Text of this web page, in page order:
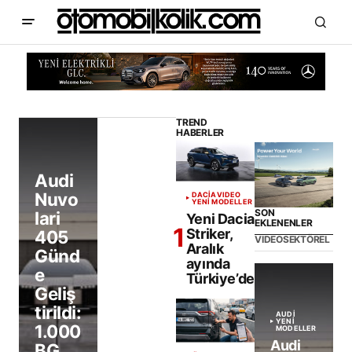
TREND
HABERLER
DACIAVIDEO
YENİ MODELLER
Yeni Dacia
Striker,
Aralık
ayında
Türkiye’de
Audi
Nuvo
lari
405
Günd
e
Geliş
tirildi:
1.000
SON
EKLENENLER
VIDEOSEKTÖREL
AUDI
YENİ
MODELLER
Audi